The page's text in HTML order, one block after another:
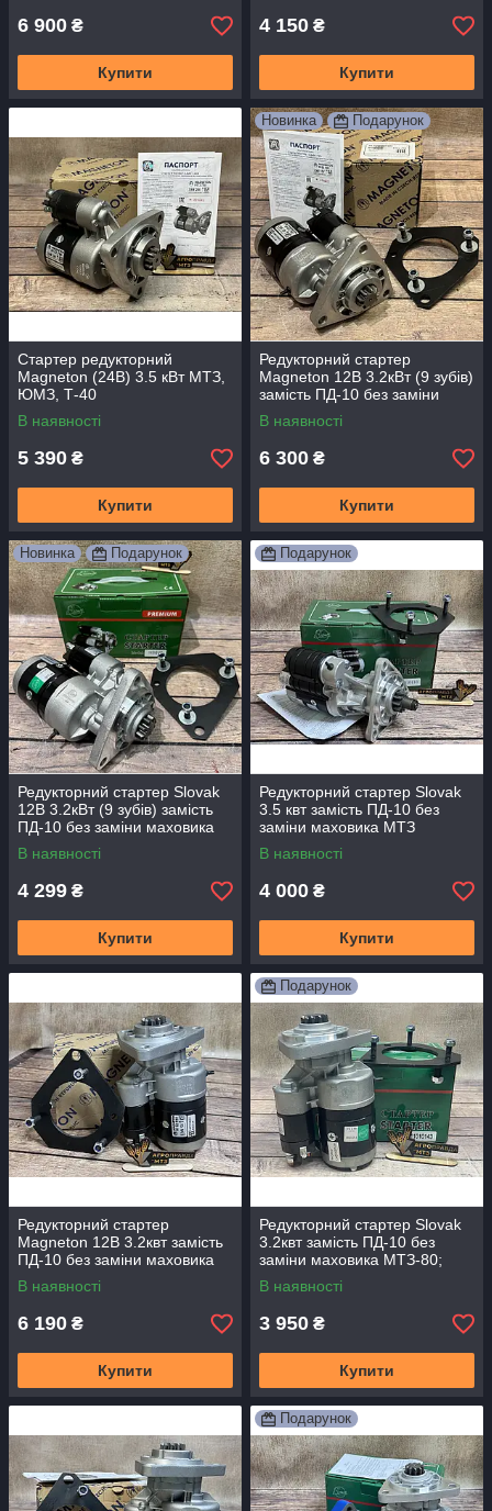
6 900 ₴
Купити
4 150 ₴
Купити
Стартер редукторний
Magneton (24В) 3.5 кВт МТЗ,
ЮМЗ, Т-40
В наявності
5 390 ₴
Купити
Новинка Подарунок
Редукторний стартер
Magneton 12В 3.2кВт (9 зубів)
замість ПД-10 без заміни
маховика МТЗ
В наявності
6 300 ₴
Купити
Новинка Подарунок
Редукторний стартер Slovak
12В 3.2кВт (9 зубів) замість
ПД-10 без заміни маховика
МТЗ
В наявності
4 299 ₴
Купити
Подарунок
Редукторний стартер Slovak
3.5 квт замість ПД-10 без
заміни маховика МТЗ
В наявності
4 000 ₴
Купити
Редукторний стартер
Magneton 12В 3.2квт замість
ПД-10 без заміни маховика
МТЗ
В наявності
6 190 ₴
Купити
Подарунок
Редукторний стартер Slovak
3.2квт замість ПД-10 без
заміни маховика МТЗ-80;
МТЗ-82
В наявності
3 950 ₴
Купити
Подарунок